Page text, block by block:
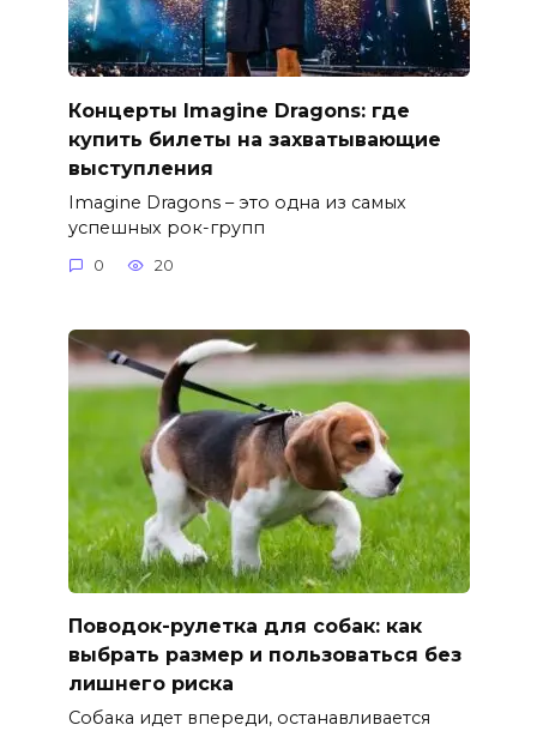
Концерты Imagine Dragons: где
купить билеты на захватывающие
выступления
Imagine Dragons – это одна из самых
успешных рок-групп
0 20
Поводок-рулетка для собак: как
выбрать размер и пользоваться без
лишнего риска
Собака идет впереди, останавливается